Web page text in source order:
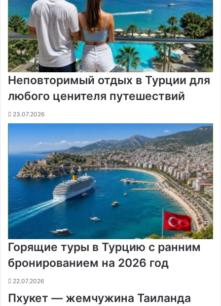
Неповторимый отдых в Турции для
любого ценителя путешествий
23.07.2026
Горящие туры в Турцию с ранним
бронированием на 2026 год
22.07.2026
Пхукет — жемчужина Таиланда